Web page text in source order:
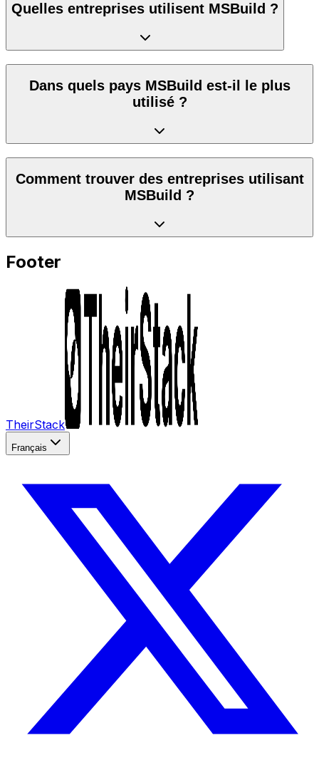
Quelles entreprises utilisent MSBuild ?
Dans quels pays MSBuild est-il le plus
utilisé ?
Comment trouver des entreprises utilisant
MSBuild ?
Footer
TheirStack
Français